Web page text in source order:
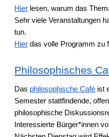
Hier lesen, warum das
Sehr viele Veranstaltungen
tun.
Hier das volle Programm zu
Philosophisches
Das philosophische Café ist
Semester stattfindende,
philosophische
Interessierte Bürger*innen